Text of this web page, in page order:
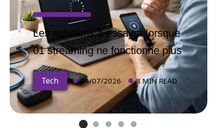
Les solutions à essayer lorsque
01 streaming ne fonctionne plus
Tech 04/07/2026 8 MIN READ